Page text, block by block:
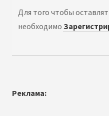
Для того чтобы
необходимо
Реклама: